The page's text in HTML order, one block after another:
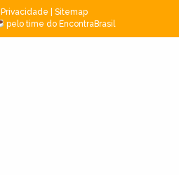
Privacidade
Sitemap
pelo time do EncontraBrasil